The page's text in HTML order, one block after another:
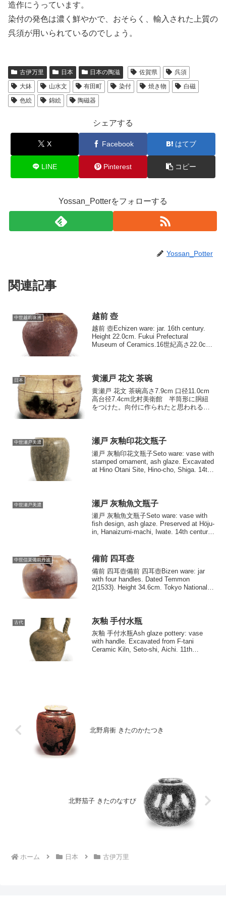
造作にうっています。
染付の発色は濃く鮮やかで、おそらく、輸入された上質の
呉須が用いられているのでしょう。
古伊万里 日本 日本の陶滋 佐賀県
呉須
大鉢
山水文 有田町 染付 焼き物
白磁
色絵
錦絵 陶磁器
シェアする
X Facebook はてブ
LINE Pinterest コピー
Yossan_Potterをフォローする
Yossan_Potter
関連記事
中世越前珠洲 越前 壺
越前 壺Echizen ware: jar. 16th century.
Height 22.0cm. Fukui Prefectural
Museum of Ceramics.16世紀高さ22.0cm
日本 黄瀬戸 花文 茶碗
黄瀬戸 花文 茶碗高さ7.9cm 口径11.0cm
高台径7.4cm北村美衛館 半筒形に胴紐
をつけた。向付に作られたと思われる一
も...
中世瀬戸美濃 瀬戸 灰釉印花文瓶子
瀬戸 灰釉印花文瓶子Seto ware: vase with
stamped ornament, ash glaze. Excavated
at Hino Otani Site, Hino-cho, Shiga. 14th
中世瀬戸美濃 瀬戸 灰釉魚文瓶子
瀬戸 灰釉魚文瓶子Seto ware: vase with
fish design, ash glaze. Preserved at Höju-
in, Hanaizumi-machi, Iwate. 14th century.
中世信楽備前丹波 備前 四耳壺
備前 四耳壺備前 四耳壺Bizen ware: jar
with four handles. Dated Temmon
2(1533). Height 34.6cm. Tokyo National
古代 灰釉 手付水瓶
灰釉 手付水瓶Ash glaze pottery: vase
with handle. Excavated from F-tani
Ceramic Kiln, Seto-shi, Aichi. 11th
北野肩衝 きたのかたつき
北野茄子 きたのなすび
ホーム 日本 古伊万里